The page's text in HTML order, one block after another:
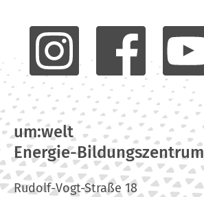
um:welt
Energie-Bildungszentrum
Rudolf-Vogt-Straße 18